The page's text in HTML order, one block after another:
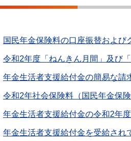
国民年金保険料の口座振替およ
令和2年度「ねんきん月間」及び
年金生活者支援給付金の簡易な請
令和2年社会保険料（国民年金保
年金生活者支援給付金の令和2年
年金生活者支援給付金を受給され